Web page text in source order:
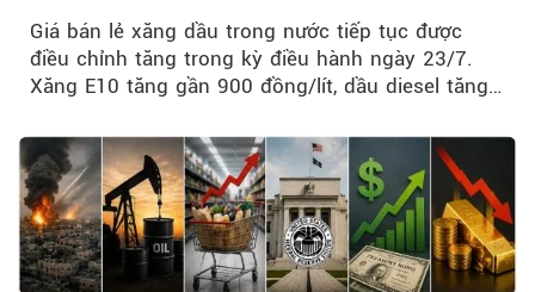
Giá bán lẻ xăng dầu trong nước tiếp tục được
điều chỉnh tăng trong kỳ điều hành ngày 23/7.
Xăng E10 tăng gần 900 đồng/lít, dầu diesel tăng